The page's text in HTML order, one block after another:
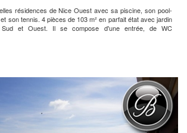
résidences de Nice Ouest avec sa piscine, son pool-
son tennis. 4 pièces de 103 m² en parfait état avec jardin
et Ouest. Il se compose d'une entrée, de WC